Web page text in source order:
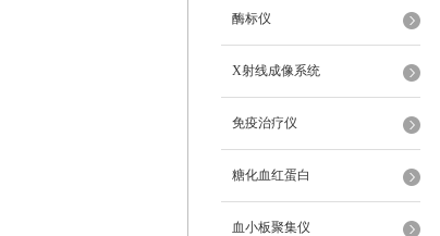
酶标仪
X射线成像系统
免疫治疗仪
糖化血红蛋白
血小板聚集仪